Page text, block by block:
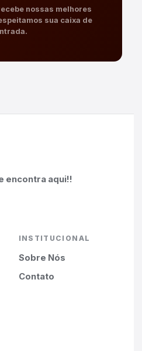
nossas melhores
sua caixa de
encontra aqui!!
INSTITUCIONAL
Sobre Nós
Contato